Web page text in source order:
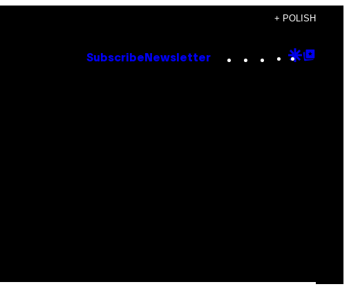
+ POLISH
Subscribe Newsletter Instagram
TikTok
YouTube
Google